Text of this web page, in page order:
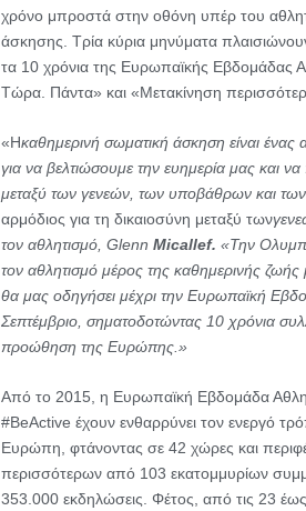
χρόνο μπροστά στην οθόνη υπέρ του
άσκησης. Τρία κύρια μηνύματα
τα 10 χρόνια της Ευρωπαϊκής Εβδομάδας
Τώρα. Πάντα» και «Μετακίνηση
«Ηκαθημερινή σωματική άσκηση είναι
για να βελτιώσουμε την ευημερία μας και
μεταξύ των γενεών, των υποβάθρων και
αρμόδιος για τη δικαιοσύνη μεταξύ των
τον αθλητισμό, Glenn Micallef. «Την
τον αθλητισμό μέρος της καθημερινής
θα μας οδηγήσει μέχρι την Ευρωπαϊκή
Σεπτέμβριο, σηματοδοτώντας 10 χρόνια
προώθηση της Ευρώπης.»
Από το 2015, η Ευρωπαϊκή Εβδομάδα
#BeActive έχουν ενθαρρύνει τον ενεργό
Ευρώπη, φτάνοντας σε 42 χώρες και
περισσότερων από 103 εκατομμυρίων
353.000 εκδηλώσεις. Φέτος, από τις 23